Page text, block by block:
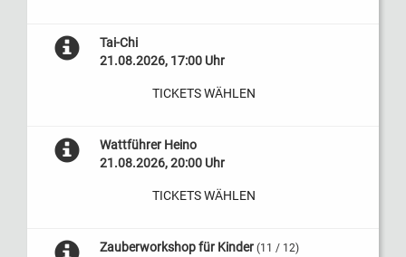
Tai-Chi
21.08.2026, 17:00 Uhr
TICKETS WÄHLEN
Wattführer Heino
21.08.2026, 20:00 Uhr
TICKETS WÄHLEN
Zauberworkshop für Kinder (11 / 12)